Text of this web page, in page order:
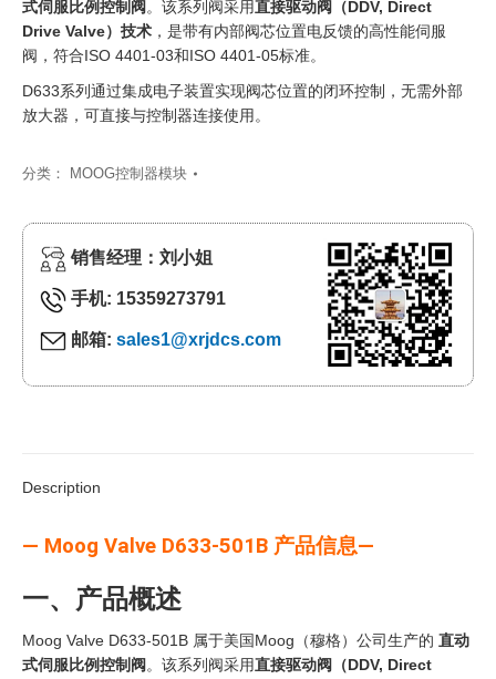
式伺服比例控制阀 。该系列阀采用直接驱动阀（DDV, Direct
Drive Valve）技术 ，是带有内部阀芯位置电反馈的高性能伺服
阀，符合ISO 4401-03和ISO 4401-05标准。
D633系列通过集成电子装置实现阀芯位置的闭环控制，无需外部
放大器，可直接与控制器连接使用。
分类： MOOG控制器模块
销售经理：刘小姐
手机: 15359273791
邮箱: sales1@xrjdcs.com
Description
— Moog Valve D633-501B 产品信息—
一、产品概述
Moog Valve D633-501B 属于美国Moog（穆格）公司生产的 直动
式伺服比例控制阀 。该系列阀采用直接驱动阀（DDV, Direct